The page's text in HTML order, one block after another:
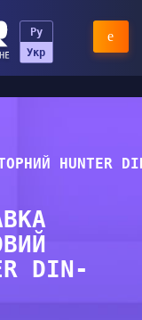
Ру
Укр
HUNTER
DIN-